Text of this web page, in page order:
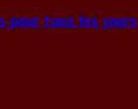
pour tous les jours